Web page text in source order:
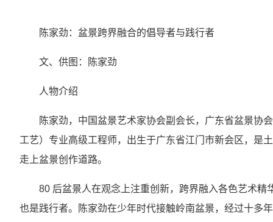
陈家劲：盆景跨界融合的倡导者与践行者
文、供图：陈家劲
人物介绍
陈家劲，中国盆景艺术家协会副会长，广东省盆景协
工艺）专业高级工程师，出生于广东省江门市新会区，是
走上盆景创作道路。
80 后盆景人在观念上注重创新，跨界融入各色艺术
也是践行者。陈家劲在少年时代接触岭南盆景，经过十多